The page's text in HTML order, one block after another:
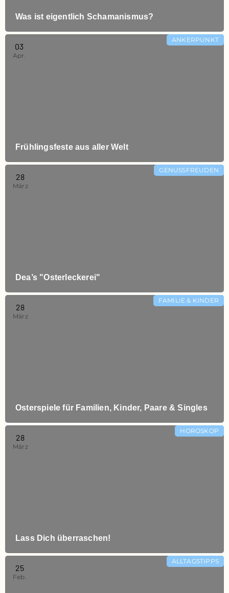
Was ist eigentlich Schamanismus?
Frühlingsfeste aus aller Welt
ANKERPUNKT
03
Apr.
Dea’s "Osterleckerei"​
GENUSSFREUDEN
28
März
Osterspiele für Familien, Kinder, Paare & Singles
FAMILIE & KINDER
28
März
Lass Dich überraschen!
HOROSKOP
28
März
ALLTAGSTIPPS
25
Feb.